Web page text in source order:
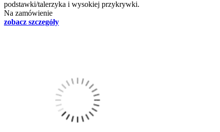
podstawki/talerzyka i wysokiej przykrywki.
Na zamówienie
zobacz szczegóły